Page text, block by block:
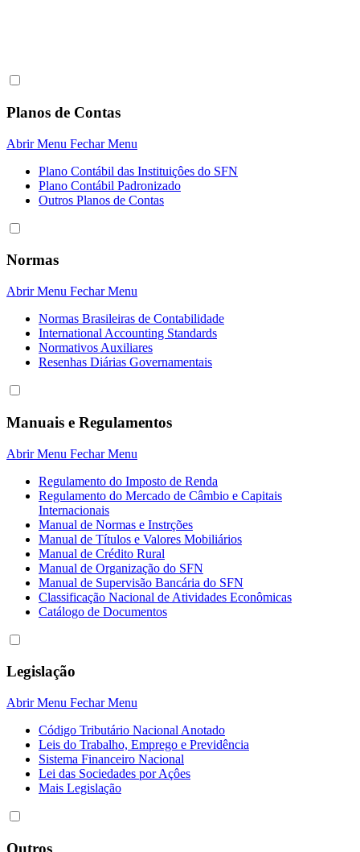
Planos de Contas
Abrir Menu Fechar Menu
Plano Contábil das Instituiçôes do SFN
Plano Contábil Padronizado
Outros Planos de Contas
Normas
Abrir Menu Fechar Menu
Normas Brasileiras de Contabilidade
International Accounting Standards
Normativos Auxiliares
Resenhas Diárias Governamentais
Manuais e Regulamentos
Abrir Menu Fechar Menu
Regulamento do Imposto de Renda
Regulamento do Mercado de Câmbio e Capitais
Internacionais
Manual de Normas e Instrções
Manual de Títulos e Valores Mobiliários
Manual de Crédito Rural
Manual de Organização do SFN
Manual de Supervisão Bancária do SFN
Classificação Nacional de Atividades Econômicas
Catálogo de Documentos
Legislação
Abrir Menu Fechar Menu
Código Tributário Nacional Anotado
Leis do Trabalho, Emprego e Previdência
Sistema Financeiro Nacional
Lei das Sociedades por Açôes
Mais Legislação
Outros